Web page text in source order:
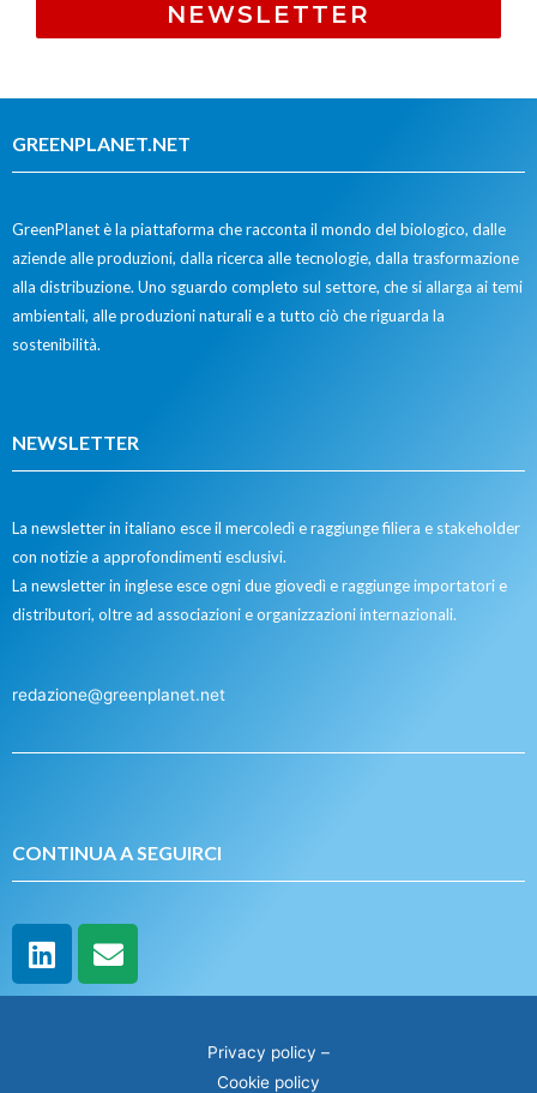
NEWSLETTER
GREENPLANET.NET
GreenPlanet è la piattaforma che racconta il mondo del biologico, dalle
aziende alle produzioni, dalla ricerca alle tecnologie, dalla trasformazione
alla distribuzione. Uno sguardo completo sul settore, che si allarga ai temi
ambientali, alle produzioni naturali e a tutto ciò che riguarda la
sostenibilità.
NEWSLETTER
La newsletter in italiano esce il mercoledì e raggiunge filiera e stakeholder
con notizie a approfondimenti esclusivi.
La newsletter in inglese esce ogni due giovedì e raggiunge importatori e
distributori, oltre ad associazioni e organizzazioni internazionali.
redazione@greenplanet.net
CONTINUA A SEGUIRCI
Privacy policy –
Cookie policy